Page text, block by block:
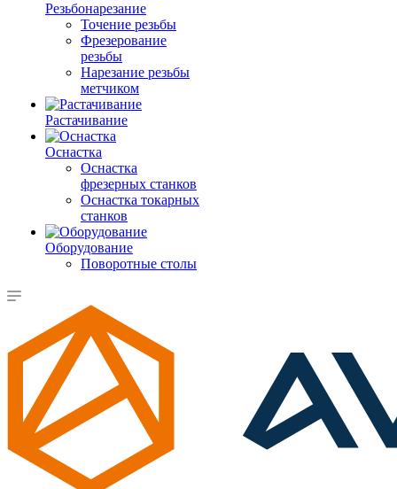
Резьбонарезание
Точение резьбы
Фрезерование
резьбы
Нарезание резьбы
метчиком
Растачивание
Оснастка
Оснастка
фрезерных станков
Оснастка токарных
станков
Оборудование
Поворотные столы